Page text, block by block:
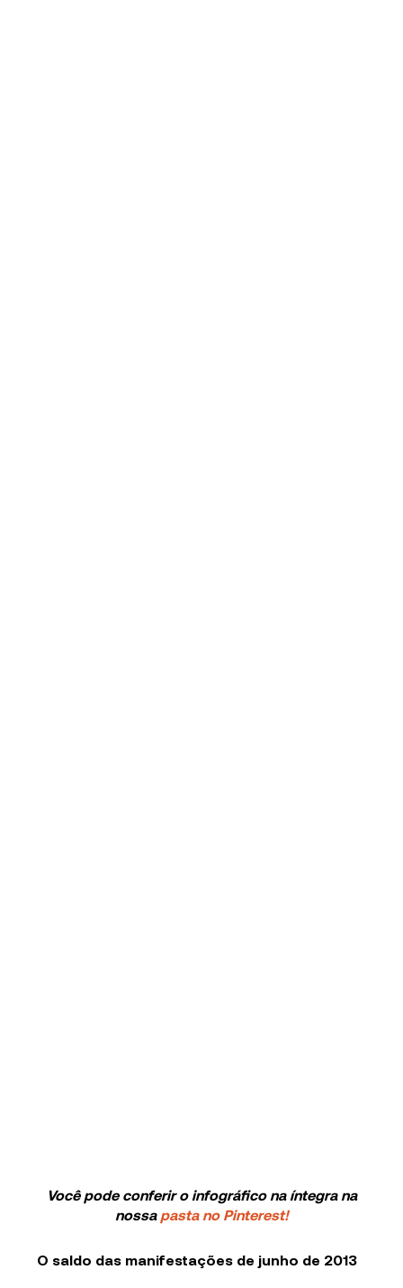
Você pode conferir o infográfico na íntegra na
nossa pasta no Pinterest!
O saldo das manifestações de junho de 2013